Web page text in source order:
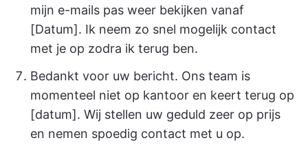
mijn e-mails pas weer bekijken vanaf
[Datum]. Ik neem zo snel mogelijk contact
met je op zodra ik terug ben.
Bedankt voor uw bericht. Ons team is
momenteel niet op kantoor en keert terug op
[datum]. Wij stellen uw geduld zeer op prijs
en nemen spoedig contact met u op.